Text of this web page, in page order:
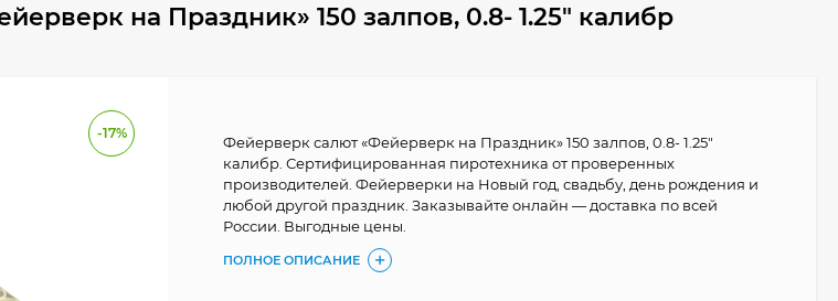
на Праздник» 150 залпов, 0.8- 1.25" калибр
-17%
Фейерверк салют «Фейерверк на Праздник» 150 залпов, 0.8- 1.25"
калибр. Сертифицированная пиротехника от проверенных
производителей. Фейерверки на Новый год, свадьбу, день рождения и
любой другой праздник. Заказывайте онлайн — доставка по всей
России. Выгодные цены.
ПОЛНОЕ ОПИСАНИЕ